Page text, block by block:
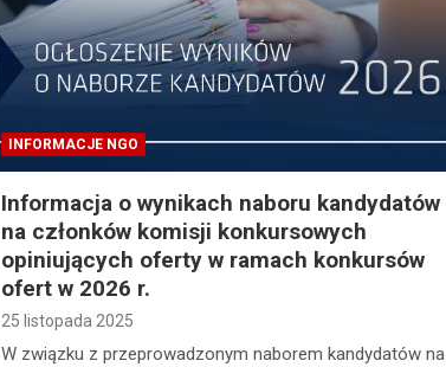
INFORMACJE NGO
Informacja o wynikach naboru kandydatów
na członków komisji konkursowych
opiniujących oferty w ramach konkursów
ofert w 2026 r.
25 listopada 2025
W związku z przeprowadzonym naborem kandydatów na